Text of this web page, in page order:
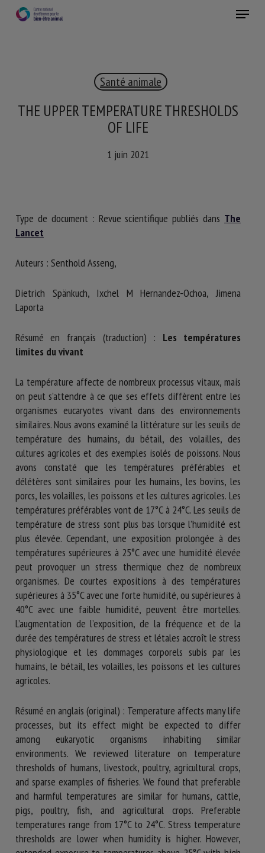
Menu
Santé animale
THE UPPER TEMPERATURE THRESHOLDS
OF LIFE
1 juin 2021
Type de document : Revue scientifique publiés dans The
Lancet
Auteurs : Senthold Asseng,
Dietrich Spänkuch, Ixchel M Hernandez-Ochoa, Jimena
Laporta
Résumé en français (traduction) : Les températures
limites du vivant
La température affecte de nombreux processus vitaux, mais
on peut s’attendre à ce que ses effets diffèrent entre les
organismes eucaryotes vivant dans des environnements
similaires. Nous avons examiné la littérature sur les seuils de
température des humains, du bétail, des volailles, des
cultures agricoles et des exemples isolés de poissons. Nous
avons constaté que les températures préférables et
délétères sont similaires pour les humains, les bovins, les
porcs, les volailles, les poissons et les cultures agricoles. Les
températures préférables vont de 17°C à 24°C. Les seuils de
température de stress sont plus bas lorsque l’humidité est
plus élevée. Cependant, une exposition prolongée à des
températures supérieures à 25°C avec une humidité élevée
peut provoquer un stress thermique chez de nombreux
organismes. De courtes expositions à des températures
supérieures à 35°C avec une forte humidité, ou supérieures à
40°C avec une faible humidité, peuvent être mortelles.
L’augmentation de l’exposition, de la fréquence et de la
durée des températures de stress et létales accroît le stress
physiologique et les dommages corporels subis par les
humains, le bétail, les volailles, les poissons et les cultures
agricoles.
Résumé en anglais (original) : Temperature affects many life
processes, but its effect might be expected to differ
among eukaryotic organisms inhabiting similar
environments. We reviewed literature on temperature
thresholds of humans, livestock, poultry, agricultural crops,
and sparse examples of fisheries. We found that preferable
and harmful temperatures are similar for humans, cattle,
pigs, poultry, fish, and agricultural crops. Preferable
temperatures range from 17°C to 24°C. Stress temperature
thresholds are lower when humidity is higher. However,
RECEVEZ CHAQUE MOIS GRATUITEMENT
ANIMAL
Veuillez remplir le formulaire ci-dessous pour vous inscrire à
notre newsletter :
E-mail *
En soumettant ce formulaire, j'accepte que les
informations saisies soient utilisées dans le cadre de la
relation avec le CNR BEA. *
Les champs suivis de * sont obligatoires